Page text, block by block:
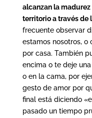
alcanzan la
territorio a través de
frecuente observar
estamos nosotros, o
por casa. También
encima o te deje
o en la cama, por
gesto de amor por
final está diciendo
pasado un tiempo